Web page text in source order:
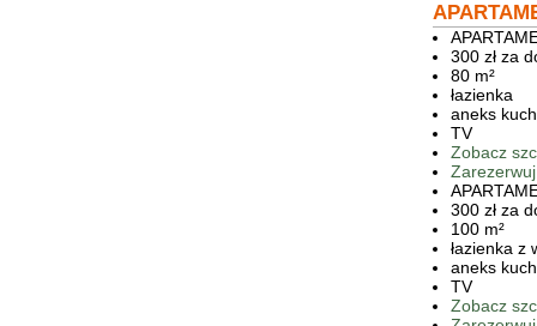
300 zł za
80 m²
łazienka
aneks
TV
Zobacz
Zarezerwuj
300 zł za
100 m²
łazienka z
aneks
TV
Zobacz